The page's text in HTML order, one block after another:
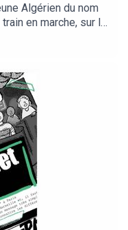
Algérien du nom
en marche, sur la
qu’un simple fait-
capital dans
et contre le racisme.
sur cette
conclure notre
entretien avec son